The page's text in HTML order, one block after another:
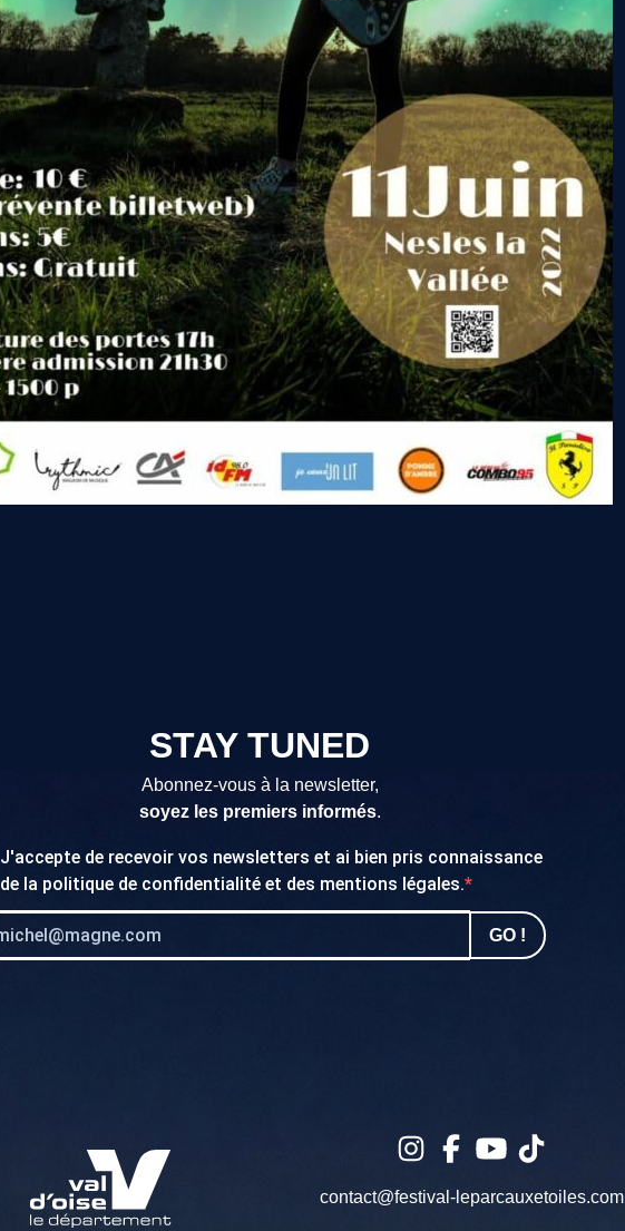
STAY TUNED
Abonnez-vous à la newsletter,
soyez les premiers informés.
J'accepte de recevoir vos newsletters et ai bien pris connaissance
de la politique de confidentialité et des mentions légales.
GO !
contact@festival-leparcauxetoiles.com